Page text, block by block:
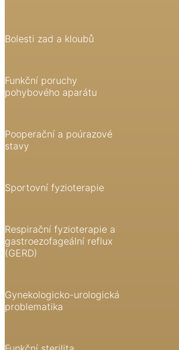
Bolesti zad a kloubů
Funkční poruchy
pohybového aparátu
Pooperační a poúrazové
stavy
Sportovní fyzioterapie
Respirační fyzioterapie a
gastroezofageální reflux
(GERD)
Gynekologicko-urologická
problematika